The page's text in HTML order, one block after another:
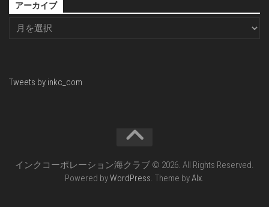
アーカイブ
Tweets by inkc_com
インクコーポレーション海クラブ © 2026. All Rights Reserved.
Powered byWordPress. Theme byAlx.